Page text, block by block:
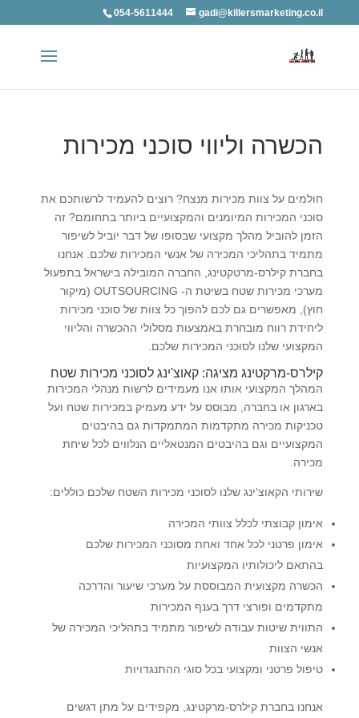
054-5611444 gadi@killersmarketing.co.il
הכשרה וליווי סוכני מכירות
חולמים על צוות מכירות מנצח? רוצים להעמיד לרשותכם את
סוכני המכירות המיומנים והמקצועיים ביותר בתחומם? זה
הזמן להוביל מהלך מקצועי שבסופו של דבר יוביל לשיפור
מתמיד בתהליכי המכירה של אנשי המכירות שלכם. אנחנו
בחברת קילרס-מרטקטינג, החברה המובילה בישראל בתפעול
מערכי מכירות שטח בשיטת ה- OUTSOURCING(מיקור
חוץ), מאפשרים גם לכם להפוך כל צוות של סוכני מכירות
ליחידת רווח מובחרת באמצעות מסלולי ההכשרה והליווי
המקצועי שלנו לסוכני המכירות שלכם.
קילרס-מרקטינג מציגה: קאוצ'ינג לסוכני מכירות שטח
המהלך המקצועי אותו אנו מעמידים לרשות מנהלי המכירות
בארגון או בחברה, מבוסס על ידע מעמיק במכירות שטח ועל
טכניקות מכירה מתקדמות המתמקדות גם בהיבטים
המקצועיים וגם בהיבטים המנטאליים הנלווים לכל שיחת
מכירה.
שירותי הקאוצ'ינג שלנו לסוכני מכירות השטח שלכם כוללים:
אימון קבוצתי לכלל צוותי המכירה
אימון פרטני לכל אחד ואחת מסוכני המכירות שלכם
בהתאם ליכולותיו המקצועיות
הכשרה מקצועית המבוססת על מערכי שיעור והדרכה
מתקדמים ופורצי דרך בענף המכירות
התווית שיטות עבודה לשיפור מתמיד בתהליכי המכירה של
אנשי הצוות
טיפול פרטני ומקצועי בכל סוגי ההתנגדויות
אנחנו בחברת קילרס-מרקטינג, מקפידים על מתן דגשים